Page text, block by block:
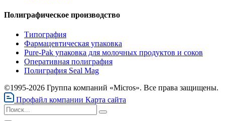
Полиграфическое производство
Типография
Фармацевтическая упаковка
Pure-Pak упаковка для молочных продуктов и соков
Оперативная полиграфия
Полиграфия Seal Mag
©1995-2026 Группа компаний «Micros». Все права защищены.
Профайл компании Карта сайта